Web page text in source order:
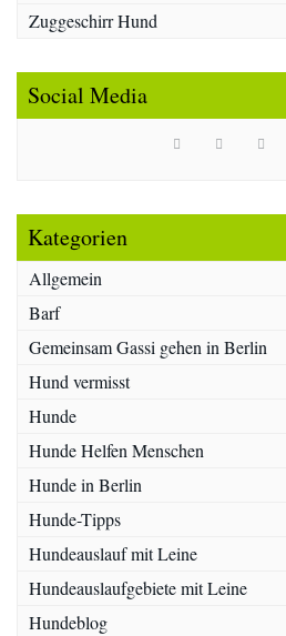
Zuggeschirr Hund
Social Media
Kategorien
Allgemein
Barf
Gemeinsam Gassi gehen in Berlin
Hund vermisst
Hunde
Hunde Helfen Menschen
Hunde in Berlin
Hunde-Tipps
Hundeauslauf mit Leine
Hundeauslaufgebiete mit Leine
Hundeblog